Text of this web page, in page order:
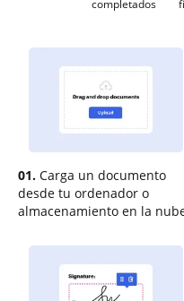
completados
01. Carga un documento
desde tu ordenador o
almacenamiento en la